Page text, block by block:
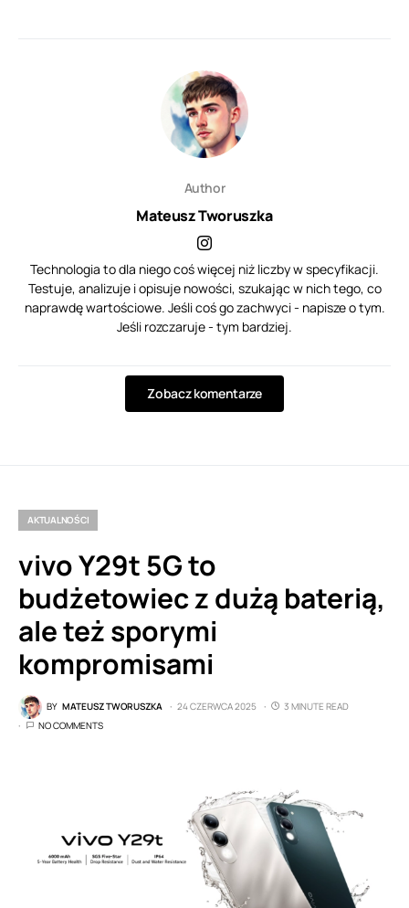
Author
Mateusz Tworuszka
Technologia to dla niego coś więcej niż liczby w specyfikacji.
Testuje, analizuje i opisuje nowości, szukając w nich tego, co
naprawdę wartościowe. Jeśli coś go zachwyci - napisze o tym.
Jeśli rozczaruje - tym bardziej.
Zobacz komentarze
AKTUALNOŚCI
vivo Y29t 5G to
budżetowiec z dużą baterią,
ale też sporymi
kompromisami
BY MATEUSZ TWORUSZKA 24 CZERWCA 2025
3 MINUTE READ
NO COMMENTS